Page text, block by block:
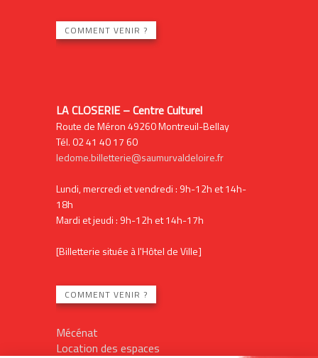
COMMENT VENIR ?
LA CLOSERIE – Centre Culturel
Route de Méron 49260 Montreuil-Bellay
Tél. 02 41 40 17 60
ledome.billetterie@saumurvaldeloire.fr
Lundi, mercredi et vendredi : 9h-12h et 14h-
18h
Mardi et jeudi : 9h-12h et 14h-17h
[Billetterie située à l'Hôtel de Ville]
COMMENT VENIR ?
Mécénat
Location des espaces